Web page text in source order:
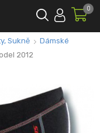
0
Sukně
Dámské
2012